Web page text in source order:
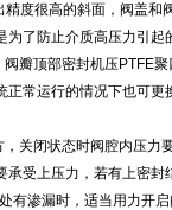
度很高的斜面，阀盖和
了防止介质高压力引起
瓣顶部密封机压PTFE
常运行的情况下也可更
关闭状态时阀腔内压力
受上压力，若有上密封
有渗漏时，适当用力开